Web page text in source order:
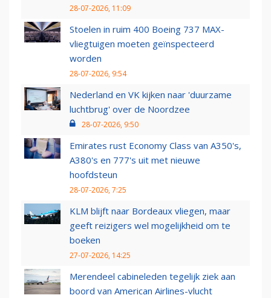
28-07-2026, 11:09
Stoelen in ruim 400 Boeing 737 MAX-
vliegtuigen moeten geïnspecteerd
worden
28-07-2026, 9:54
Nederland en VK kijken naar 'duurzame
luchtbrug' over de Noordzee
28-07-2026, 9:50
Emirates rust Economy Class van A350's,
A380's en 777's uit met nieuwe
hoofdsteun
28-07-2026, 7:25
KLM blijft naar Bordeaux vliegen, maar
geeft reizigers wel mogelijkheid om te
boeken
27-07-2026, 14:25
Merendeel cabineleden tegelijk ziek aan
boord van American Airlines-vlucht